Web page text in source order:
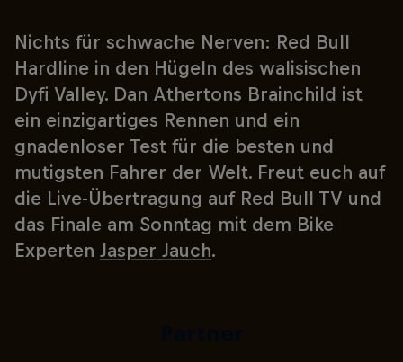
Nichts für schwache Nerven: Red Bull
Hardline in den Hügeln des walisischen
Dyfi Valley. Dan Athertons Brainchild ist
ein einzigartiges Rennen und ein
gnadenloser Test für die besten und
mutigsten Fahrer der Welt. Freut euch auf
die Live-Übertragung auf Red Bull TV und
das Finale am Sonntag mit dem Bike
Experten Jasper Jauch.